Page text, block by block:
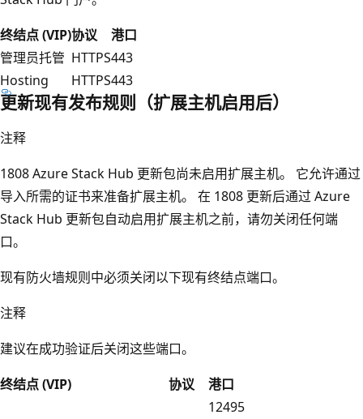
终结点 (VIP)协议
港口
管理员托管 HTTPS443
Hosting
HTTPS443
更新现有发布规则（扩展主机启用后）
注释
1808 Azure Stack Hub 更新包尚未启用扩展主机。 它允许通过
导入所需的证书来准备扩展主机。 在 1808 更新后通过 Azure
Stack Hub 更新包自动启用扩展主机之前，请勿关闭任何端
口。
现有防火墙规则中必须关闭以下现有终结点端口。
注释
建议在成功验证后关闭这些端口。
终结点 (VIP)
协议 港口
12495